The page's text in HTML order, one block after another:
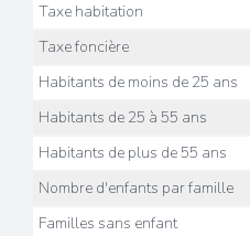
Taxe habitation
Taxe foncière
Habitants de moins de 25 ans
Habitants de 25 à 55 ans
Habitants de plus de 55 ans
Nombre d'enfants par famille
Familles sans enfant